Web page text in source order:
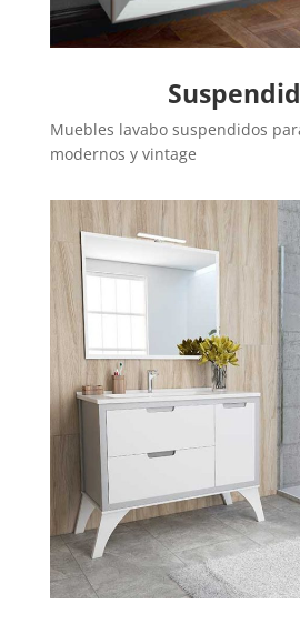
Muebles lavabo suspendidos
modernos y vintage